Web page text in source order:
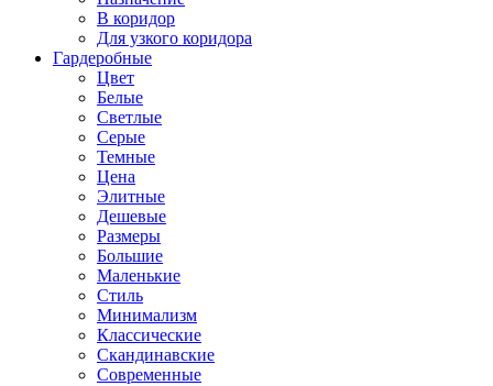
В коридор
Для узкого коридора
Гардеробные
Цвет
Белые
Светлые
Серые
Темные
Цена
Элитные
Дешевые
Размеры
Большие
Маленькие
Стиль
Минимализм
Классические
Скандинавские
Современные